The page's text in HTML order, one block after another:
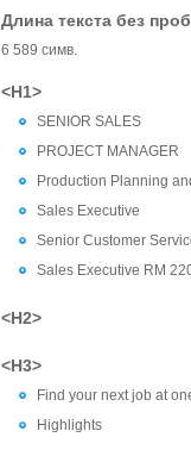
Длина текста без
6 589 симв.
<H1>
SENIOR SALES
PROJECT MANAGER
Production Planning
Sales Executive
Senior Customer
Sales Executive RM
<H2>
<H3>
Find your next job at
Highlights